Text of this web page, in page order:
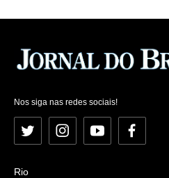
Nos siga nas redes sociais!
Twitter InstagramYouTubeFacebook
Rio